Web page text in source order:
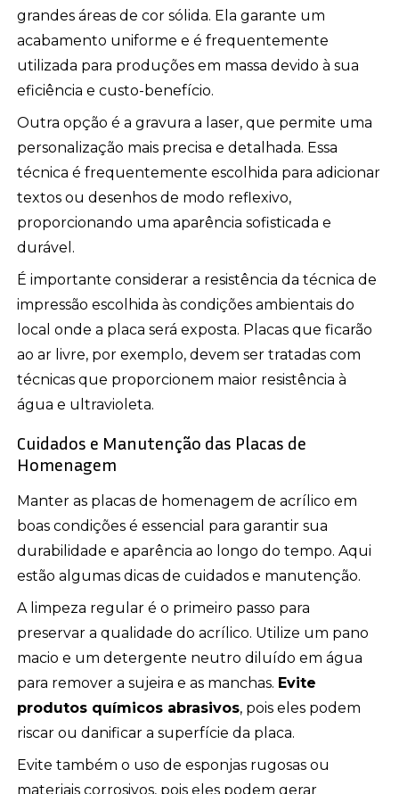
grandes áreas de cor sólida. Ela garante um
acabamento uniforme e é frequentemente
utilizada para produções em massa devido à sua
eficiência e custo-benefício.
Outra opção é a gravura a laser, que permite uma
personalização mais precisa e detalhada. Essa
técnica é frequentemente escolhida para adicionar
textos ou desenhos de modo reflexivo,
proporcionando uma aparência sofisticada e
durável.
É importante considerar a resistência da técnica de
impressão escolhida às condições ambientais do
local onde a placa será exposta. Placas que ficarão
ao ar livre, por exemplo, devem ser tratadas com
técnicas que proporcionem maior resistência à
água e ultravioleta.
Cuidados e Manutenção das Placas de
Homenagem
Manter as placas de homenagem de acrílico em
boas condições é essencial para garantir sua
durabilidade e aparência ao longo do tempo. Aqui
estão algumas dicas de cuidados e manutenção.
A limpeza regular é o primeiro passo para
preservar a qualidade do acrílico. Utilize um pano
macio e um detergente neutro diluído em água
para remover a sujeira e as manchas. Evite
produtos químicos abrasivos, pois eles podem
riscar ou danificar a superfície da placa.
Evite também o uso de esponjas rugosas ou
materiais corrosivos, pois eles podem gerar